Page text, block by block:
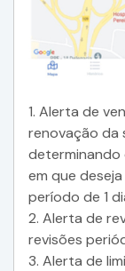
1. Alerta de
renovação da
determinando
em que
período de 1
2. Alerta de
revisões
3. Alerta de